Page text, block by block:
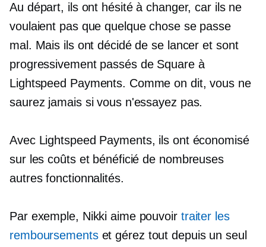
Au départ, ils ont hésité à changer, car ils ne
voulaient pas que quelque chose se passe
mal. Mais ils ont décidé de se lancer et sont
progressivement passés de Square à
Lightspeed Payments. Comme on dit, vous ne
saurez jamais si vous n'essayez pas.
Avec Lightspeed Payments, ils ont économisé
sur les coûts et bénéficié de nombreuses
autres fonctionnalités.
Par exemple, Nikki aime pouvoir traiter les
remboursementset gérez tout depuis un seul